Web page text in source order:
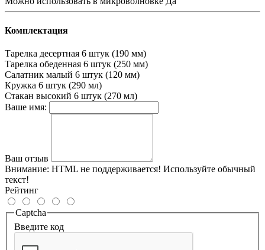
Комплектация
Тарелка десертная 6 штук (190 мм)
Тарелка обеденная 6 штук (250 мм)
Салатник малый 6 штук (120 мм)
Кружка 6 штук (290 мл)
Стакан высокий 6 штук (270 мл)
Ваше имя:
Ваш отзыв
Внимание: HTML не поддерживается! Используйте обычный
текст!
Рейтинг
Captcha
Введите код